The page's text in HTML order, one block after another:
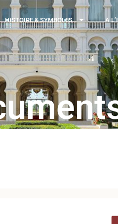
HISTOIRE & SYMBOLES A